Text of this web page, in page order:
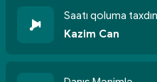
Kazim Can